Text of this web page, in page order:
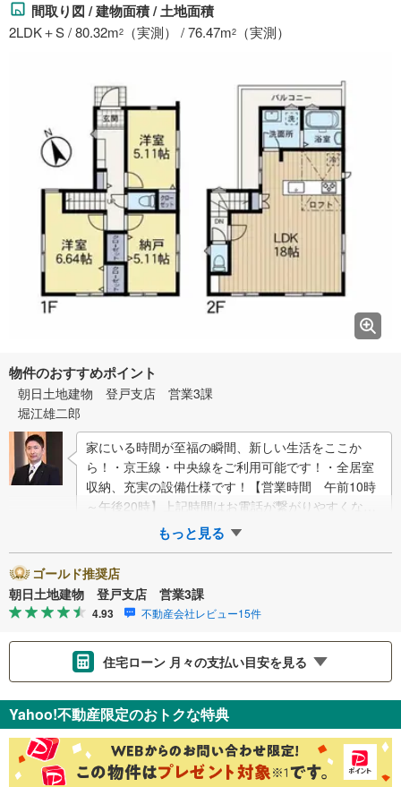
間取り図 / 建物面積 / 土地面積
2LDK＋S / 80.32m2 （実測） / 76.47m2 （実測）
物件のおすすめポイント
朝日土地建物 登戸支店 営業3課
堀江雄二郎
家にいる時間が至福の瞬間、新しい生活をここか
ら！・京王線・中央線をご利用可能です！・全居室
収納、充実の設備仕様です！【営業時間 午前10時
～午後20時】上記時間はお電話が繋がりやすくなっ
ております。人気物件には特にお問い合わせが集…
もっと見る
ゴールド推奨店
朝日土地建物 登戸支店 営業3課
4.93 不動産会社レビュー15件
住宅ローン 月々の支払い目安を見る
金利 ％
Yahoo!不動産限定のおトクな特典